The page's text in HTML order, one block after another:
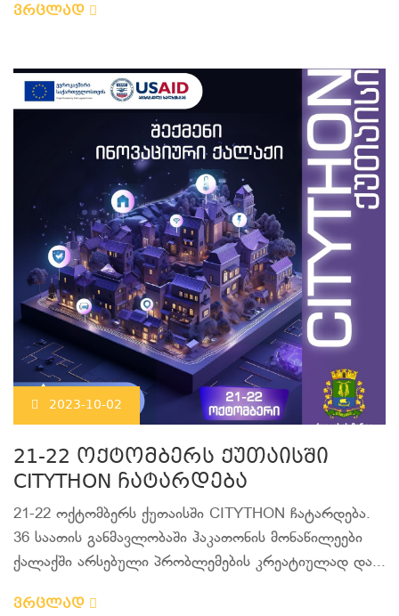
ვრცლად
2023-10-02
21-22 ოქტომბერს ქუთაისში
CITYTHON ჩატარდება
21-22 ოქტომბერს ქუთაისში CITYTHON ჩატარდება.
36 საათის განმავლობაში ჰაკათონის მონაწილეები
ქალაქში არსებული პრობლემების კრეატიულად და...
ვრცლად